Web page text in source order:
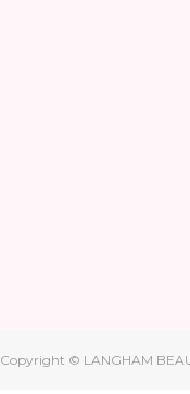
Copyright © LANGHAM